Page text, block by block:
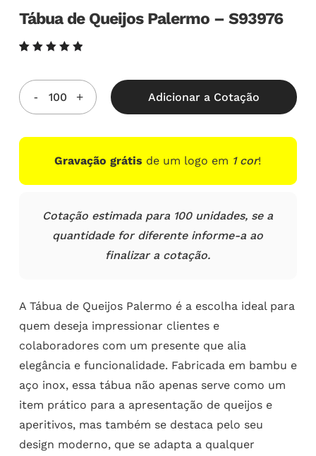
Tábua de Queijos Palermo – S93976
5.00de
5, com
baseado
em
clientes
Adicionar a Cotação
Gravação grátis de um logo em 1 cor!
Cotação estimada para 100 unidades, se a
quantidade for diferente informe-a ao
finalizar a cotação.
A Tábua de Queijos Palermo é a escolha ideal para
quem deseja impressionar clientes e
colaboradores com um presente que alia
elegância e funcionalidade. Fabricada em bambu e
aço inox, essa tábua não apenas serve como um
item prático para a apresentação de queijos e
aperitivos, mas também se destaca pelo seu
design moderno, que se adapta a qualquer